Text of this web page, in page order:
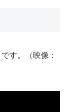
す。（映像：